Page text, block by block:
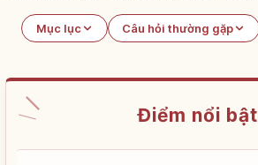
Mục lục Câu hỏi thường gặp
Điểm nổi bật